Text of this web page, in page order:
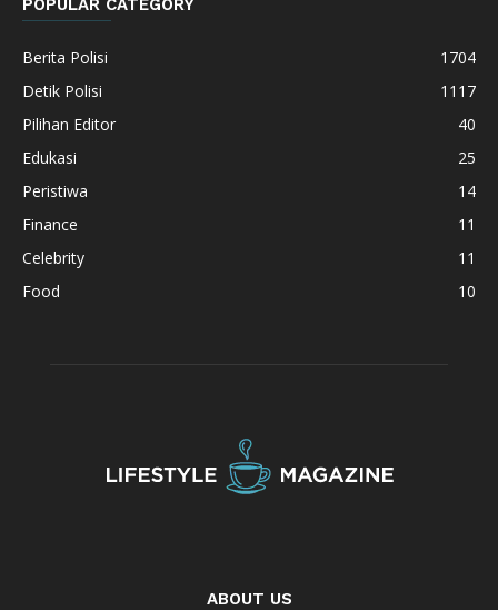
POPULAR CATEGORY
Berita Polisi
1704
Detik Polisi
1117
Pilihan Editor
40
Edukasi
25
Peristiwa
14
Finance
11
Celebrity
11
Food
10
ABOUT US